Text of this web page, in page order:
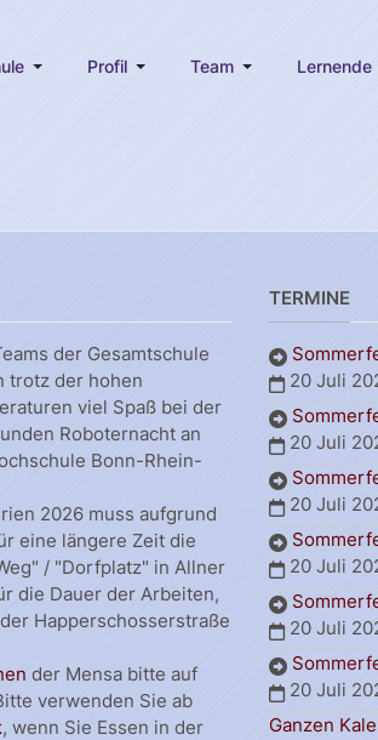
Profil Team Lernende
der Gesamtschule
trotz der hohen
viel Spaß bei der
Roboternacht an
Bonn-Rhein-
2026 muss aufgrund
eine längere Zeit die
/ "Dorfplatz" in Allner
die Dauer der Arbeiten,
Happerschosserstraße
der Mensa bitte auf
verwenden Sie ab
, wenn Sie Essen in der
TERMINE
20 Juli
20 Juli
20 Juli
20 Juli
20 Juli
20 Juli
Ganzen